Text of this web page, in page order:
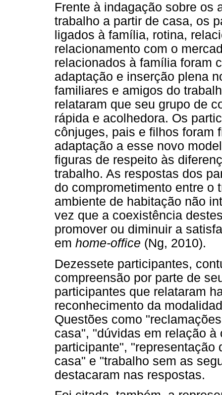
Frente à indagação sobre os
trabalho a partir de casa, os
ligados à família, rotina,
relacionamento com o
relacionados à família foram
adaptação e inserção plena
familiares e amigos do
relataram que seu grupo de
rápida e acolhedora. Os
cônjuges, pais e filhos foram
adaptação a esse novo
figuras de respeito às
trabalho. As respostas dos
do comprometimento entre o
ambiente de habitação não
vez que a coexistência
promover ou diminuir a
em home-office (Ng, 2010).
Dezessete participantes,
compreensão por parte de
participantes que relataram
reconhecimento da
Questões como
casa", "dúvidas em relação
participante", "representação
casa" e "trabalho sem as
destacaram nas respostas.